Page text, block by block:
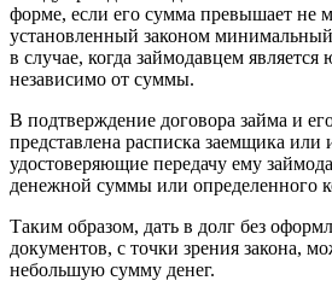
форме, если его сумма превышает не
установленный законом минимальный
в случае, когда займодавцем
независимо от суммы.
В подтверждение договора займа и
представлена расписка заемщика или
удостоверяющие передачу ему
денежной суммы или определенного
Таким образом, дать в долг без
документов, с точки зрения закона,
небольшую сумму денег.